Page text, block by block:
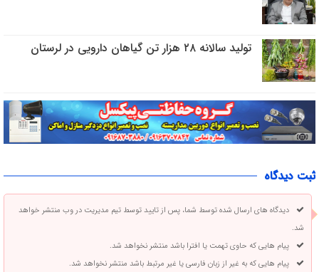
تولید سالانه ۲۸ هزار تن گیاهان دارویی در لرستان
ثبت دیدگاه
دیدگاه های ارسال شده توسط شما، پس از تایید توسط تیم مدیریت در وب منتشر خواهد
شد.
پیام هایی که حاوی تهمت یا افترا باشد منتشر نخواهد شد.
پیام هایی که به غیر از زبان فارسی یا غیر مرتبط باشد منتشر نخواهد شد.